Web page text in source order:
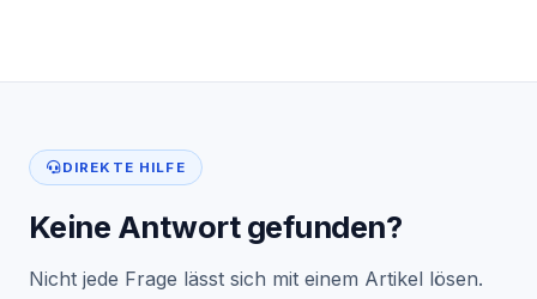
DIREKTE HILFE
Keine Antwort gefunden?
Nicht jede Frage lässt sich mit einem Artikel lösen.